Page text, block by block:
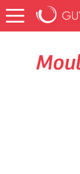
Accueil